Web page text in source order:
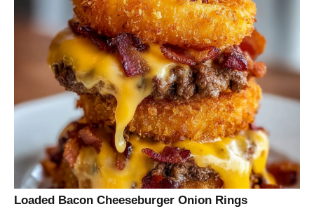
Loaded Bacon Cheeseburger Onion Rings